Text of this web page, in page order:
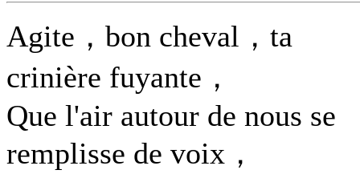
Agite，bon cheval，ta
crinière fuyante，
Que l'air autour de nous se
remplisse de voix，